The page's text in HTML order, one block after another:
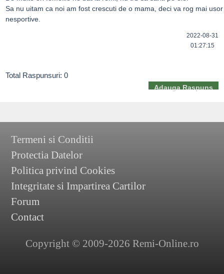
Sa nu uitam ca noi am fost crescuti de o mama, deci va rog mai
nesportive.
2022-08-31
01:27:15
Total Raspunsuri: 0
Adauga Raspuns
Termeni si Conditii
Protectia Datelor
Politica privind Cookies
Integritate si Impartirea Cartilor
Forum
Contact
Copyright © 2009-2026 Remi-Online.ro